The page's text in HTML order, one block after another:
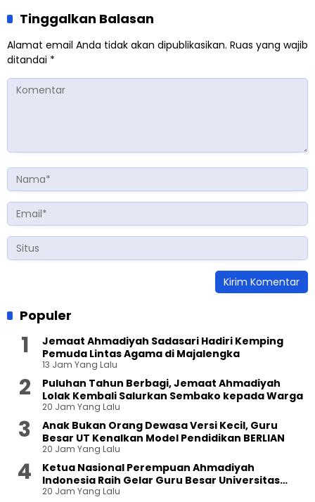
Tinggalkan Balasan
Alamat email Anda tidak akan dipublikasikan. Ruas yang wajib
ditandai *
Populer
Jemaat Ahmadiyah Sadasari Hadiri Kemping
Pemuda Lintas Agama di Majalengka
13 Jam Yang Lalu
Puluhan Tahun Berbagi, Jemaat Ahmadiyah
Lolak Kembali Salurkan Sembako kepada Warga
20 Jam Yang Lalu
Anak Bukan Orang Dewasa Versi Kecil, Guru
Besar UT Kenalkan Model Pendidikan BERLIAN
20 Jam Yang Lalu
Ketua Nasional Perempuan Ahmadiyah
Indonesia Raih Gelar Guru Besar Universitas
Terbuka
20 Jam Yang Lalu